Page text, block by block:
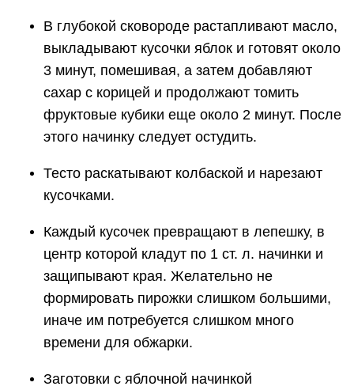
В глубокой сковороде растапливают масло,
выкладывают кусочки яблок и готовят около
3 минут, помешивая, а затем добавляют
сахар с корицей и продолжают томить
фруктовые кубики еще около 2 минут. После
этого начинку следует остудить.
Тесто раскатывают колбаской и нарезают
кусочками.
Каждый кусочек превращают в лепешку, в
центр которой кладут по 1 ст. л. начинки и
защипывают края. Желательно не
формировать пирожки слишком большими,
иначе им потребуется слишком много
времени для обжарки.
Заготовки с яблочной начинкой